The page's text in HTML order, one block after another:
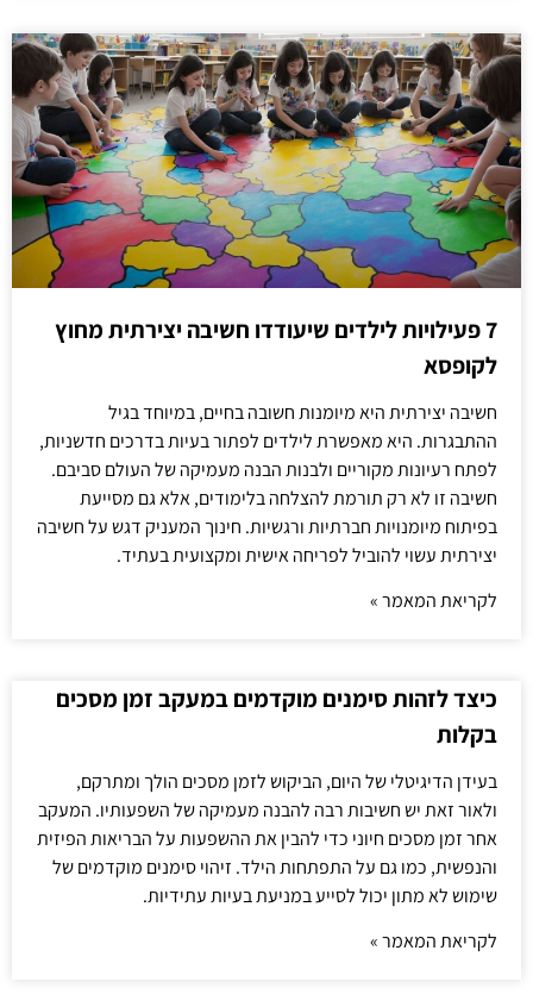
7 פעילויות לילדים שיעודדו חשיבה יצירתית מחוץ
לקופסא
חשיבה יצירתית היא מיומנות חשובה בחיים, במיוחד בגיל
ההתבגרות. היא מאפשרת לילדים לפתור בעיות בדרכים חדשניות,
לפתח רעיונות מקוריים ולבנות הבנה מעמיקה של העולם סביבם.
חשיבה זו לא רק תורמת להצלחה בלימודים, אלא גם מסייעת
בפיתוח מיומנויות חברתיות ורגשיות. חינוך המעניק דגש על חשיבה
יצירתית עשוי להוביל לפריחה אישית ומקצועית בעתיד.
לקריאת המאמר »
כיצד לזהות סימנים מוקדמים במעקב זמן מסכים
בקלות
בעידן הדיגיטלי של היום, הביקוש לזמן מסכים הולך ומתרקם,
ולאור זאת יש חשיבות רבה להבנה מעמיקה של השפעותיו. המעקב
אחר זמן מסכים חיוני כדי להבין את ההשפעות על הבריאות הפיזית
והנפשית, כמו גם על התפתחות הילד. זיהוי סימנים מוקדמים של
שימוש לא מתון יכול לסייע במניעת בעיות עתידיות.
לקריאת המאמר »